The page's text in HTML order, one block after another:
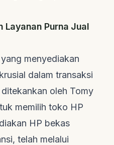
Layanan Purna Jual
menyediakan
dalam transaksi
oleh Tomy
memilih toko HP
HP bekas
telah melalui